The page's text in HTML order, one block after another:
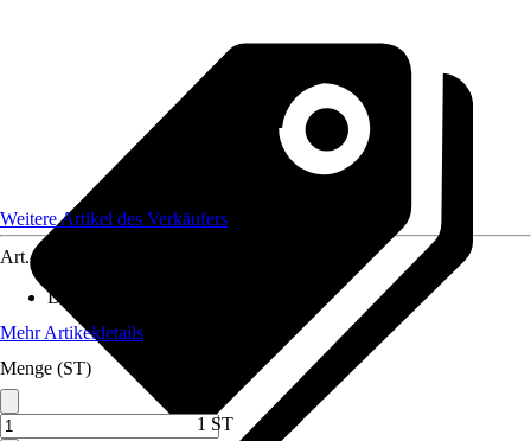
Weitere Artikel des Verkäufers
Art.-Nr.
Durchmesser Kulturtopf
Mehr Artikeldetails
Menge (ST)
1 ST